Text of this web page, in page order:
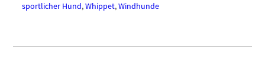
sportlicher Hund,Whippet,Windhunde